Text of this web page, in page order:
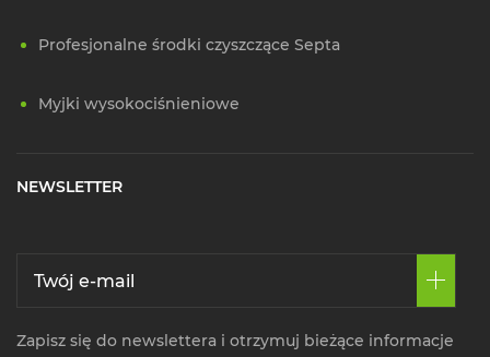
Profesjonalne środki czyszczące Septa
Myjki wysokociśnieniowe
NEWSLETTER
Zapisz się do newslettera i otrzymuj bieżące informacje